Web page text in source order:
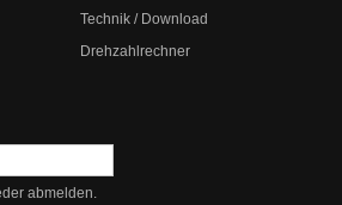
Technik / Download
Drehzahlrechner
abmelden.